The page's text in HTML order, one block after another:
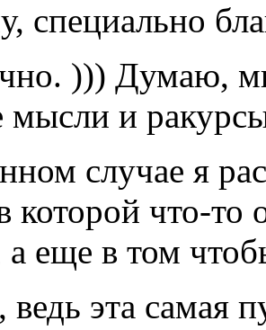
специально
))) Думаю,
мысли и
случае я
которой что-то
а еще в том
эта самая